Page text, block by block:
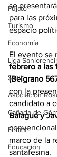
Pujato
Turismo
Economía
Liga
Salud
Asociación
Cañada de
Firmat
Educación
se
para las
espacio
El evento se
febrero a las
(Belgrano
con la
candidato a
Balagué y
marco de la
santafesina.